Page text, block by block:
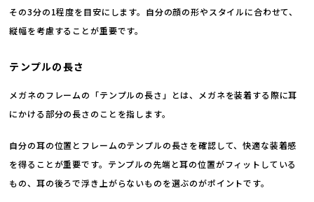
その3分の1程度を目安にします。自分の顔の形やスタイルに合わせて、
縦幅を考慮することが重要です。
テンプルの長さ
メガネのフレームの「テンプルの長さ」とは、メガネを装着する際に耳
にかける部分の長さのことを指します。
自分の耳の位置とフレームのテンプルの長さを確認して、快適な装着感
を得ることが重要です。テンプルの先端と耳の位置がフィットしている
もの、耳の後ろで浮き上がらないものを選ぶのがポイントです。